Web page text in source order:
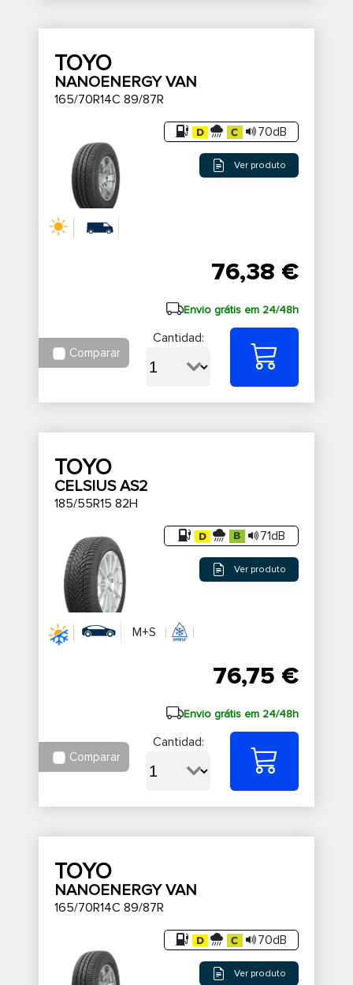
TOYO
NANOENERGY VAN
165/70R14C 89/87R
70dB
Ver produto
76,38 €
Envio grátis em 24/48h
Comparar
Cantidad:
TOYO
CELSIUS AS2
185/55R15 82H
71dB
Ver produto
M+S
76,75 €
Envio grátis em 24/48h
Comparar
Cantidad:
TOYO
NANOENERGY VAN
165/70R14C 89/87R
70dB
Ver produto